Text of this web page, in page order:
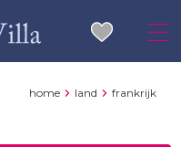
home land frankrijk